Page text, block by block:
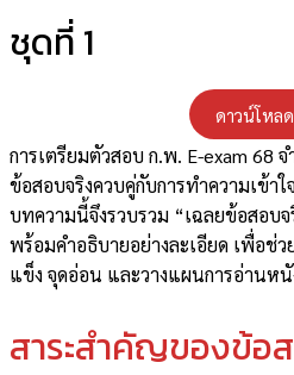
ชุดที่ 1
ดาวน์โหลด
การเตรียมตัวสอบ ก.พ. E-exam 68
ข้อสอบจริงควบคู่กับการทำความเข้า
บทความนี้จึงรวบรวม “เฉลยข้อสอบ
พร้อมคำอธิบายอย่างละเอียด เพื่อช่
แข็ง จุดอ่อน และวางแผนการอ่านห
สาระสำคัญของข้อ